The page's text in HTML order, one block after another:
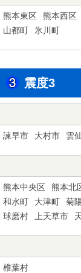
熊本東区 熊本西区
山都町
氷川町
震度3
諫早市 大村市 雲
熊本中央区 熊本北
和水町
大津町 菊
球磨村
上天草市
椎葉村